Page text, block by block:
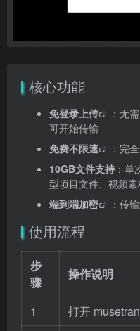
核心功能
免登录上传
：无
可开始传输
免费不限速
：完
10GB文件支持 ：
型项目文件、视频
端到端加密
：传
使用流程
步
骤
操作说明
1
打开